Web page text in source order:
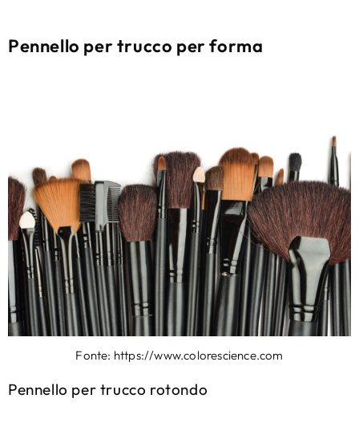
Pennello per trucco per forma
Fonte: https://www.colorescience.com
Pennello per trucco rotondo